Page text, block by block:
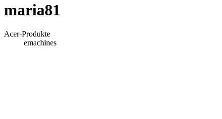
maria81
Acer-Produkte
emachines